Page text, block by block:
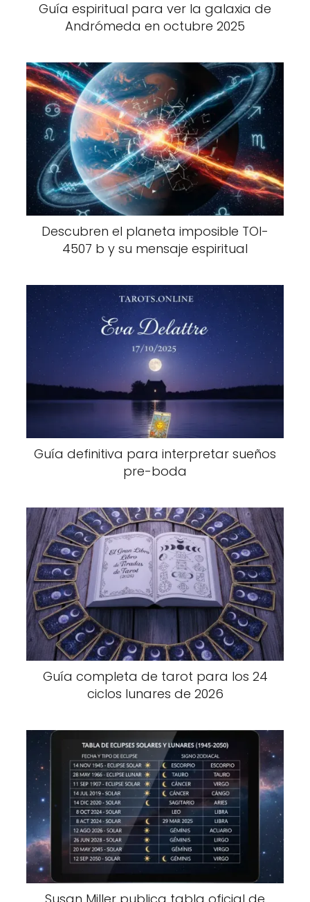
Guía espiritual para ver la galaxia de
Andrómeda en octubre 2025
Descubren el planeta imposible TOI-
4507 b y su mensaje espiritual
Guía definitiva para interpretar sueños
pre-boda
Guía completa de tarot para los 24
ciclos lunares de 2026